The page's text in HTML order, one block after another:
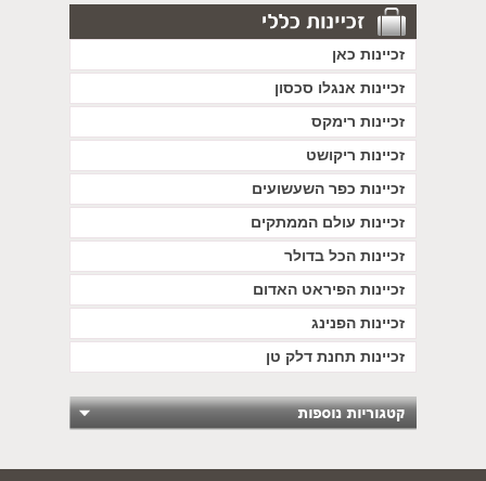
זכיינות כאן
זכיינות אנגלו סכסון
זכיינות רימקס
זכיינות ריקושט
זכיינות כפר השעשועים
זכיינות עולם הממתקים
זכיינות הכל בדולר
זכיינות הפיראט האדום
זכיינות הפנינג
זכיינות תחנת דלק טן